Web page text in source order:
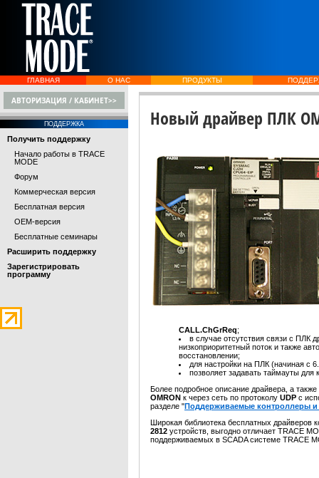
ГЛАВНАЯ О НАС ПРОДУКТЫ
АВТОРИЗАЦИЯ / КАБИНЕТ>>
ПОДДЕРЖКА
Получить поддержку
Начало работы в TRACE
MODE
Форум
Коммерческая версия
Бесплатная версия
OEM-версия
Бесплатные семинары
Расширить поддержку
Зарегистрировать
программу
Новый драйвер ПЛК
CALL.ChGrReq;
в случае отсутствия связи с ПЛК
низкоприоритетный поток и также
восстановлении;
для настройки на ПЛК (начиная с
позволяет задавать таймауты для
Более подробное описание драйвера, а также
OMRON к через сеть по протоколу UDP с
разделе "Поддерживаемые контроллеры
Широкая библиотека бесплатных
2812 устройств, выгодно отличает TRACE
поддерживаемых в SCADA системе TRACE